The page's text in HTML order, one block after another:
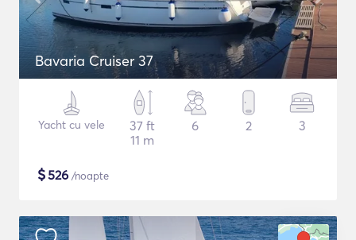
Bavaria Cruiser 37
Yacht cu vele
37 ft
11 m
6 2 3
$526 /noapte